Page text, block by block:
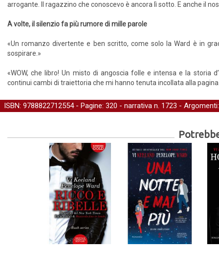
arrogante. Il ragazzino che conoscevo è ancora lì sotto. E anche il
A volte, il silenzio fa più rumore di mille parole
«Un romanzo divertente e ben scritto, come solo la Ward è in
sospirare.»
«WOW, che libro! Un misto di angoscia folle e intensa e la storia
continui cambi di traiettoria che mi hanno tenuta incollata alla
ISBN: 9788822712554 - Pagine: 320 - narrativa n. 1723 -